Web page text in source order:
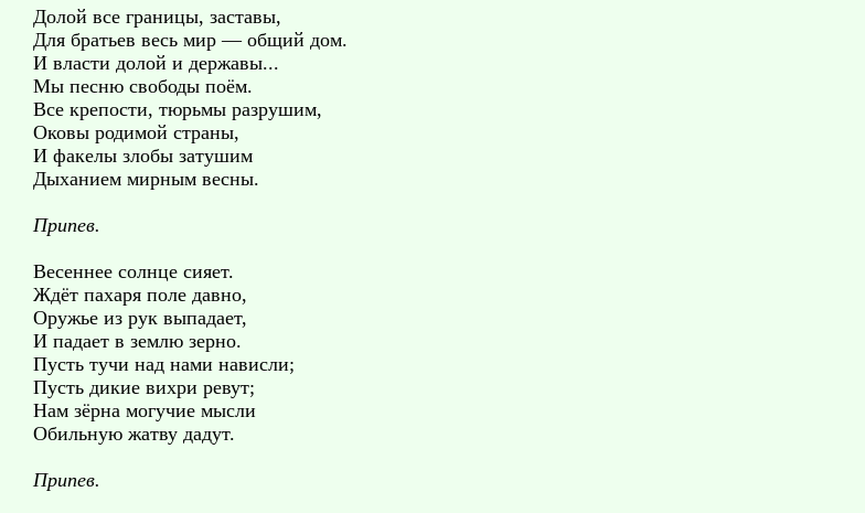
Долой все границы, заставы,
Для братьев весь мир — общий дом.
И власти долой и державы...
Мы песню свободы поём.
Все крепости, тюрьмы разрушим,
Оковы родимой страны,
И факелы злобы затушим
Дыханием мирным весны.
Припев.
Весеннее солнце сияет.
Ждёт пахаря поле давно,
Оружье из рук выпадает,
И падает в землю зерно.
Пусть тучи над нами нависли;
Пусть дикие вихри ревут;
Нам зёрна могучие мысли
Обильную жатву дадут.
Припев.